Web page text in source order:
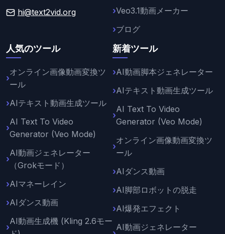
hi@text2vid.org
Veo3.1動画メーカー
ブログ
人気のツール
オンライン画像動画変換ツ
ール
AIテキスト動画生成ツール
AI Text To Video
Generator (Veo Mode)
AI動画ジェネレーター
（Grokモード）
AIマネーレイン
AIダンス動画
AI動画生成機 (Kling 2.6モー
新着ツール
AI動画脚本ジェネレーター
AIテキスト動画生成ツール
AI Text To Video
Generator (Veo Mode)
オンライン画像動画変換ツ
ール
AIダンス動画
AI脚部ロボットの脱走
AI爆発エフェクト
AI動画ジェネレーター